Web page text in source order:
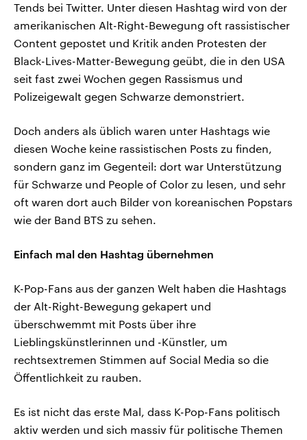
Tends bei Twitter. Unter diesen Hashtag wird von der
amerikanischen Alt-Right-Bewegung oft rassistischer
Content gepostet und Kritik anden Protesten der
Black-Lives-Matter-Bewegung geübt, die in den USA
seit fast zwei Wochen gegen Rassismus und
Polizeigewalt gegen Schwarze demonstriert.
Doch anders als üblich waren unter Hashtags wie
diesen Woche keine rassistischen Posts zu finden,
sondern ganz im Gegenteil: dort war Unterstützung
für Schwarze und People of Color zu lesen, und sehr
oft waren dort auch Bilder von koreanischen Popstars
wie der Band BTS zu sehen.
Einfach mal den Hashtag übernehmen
K-Pop-Fans aus der ganzen Welt haben die Hashtags
der Alt-Right-Bewegung gekapert und
überschwemmt mit Posts über ihre
Lieblingskünstlerinnen und -Künstler, um
rechtsextremen Stimmen auf Social Media so die
Öffentlichkeit zu rauben.
Es ist nicht das erste Mal, dass K-Pop-Fans politisch
aktiv werden und sich massiv für politische Themen